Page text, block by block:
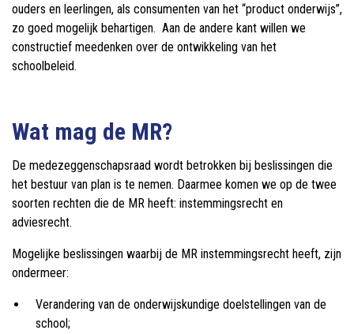
ouders en leerlingen, als consumenten van het “product onderwijs”,
zo goed mogelijk behartigen. Aan de andere kant willen we
constructief meedenken over de ontwikkeling van het
schoolbeleid.
Wat mag de MR?
De medezeggenschapsraad wordt betrokken bij beslissingen die
het bestuur van plan is te nemen. Daarmee komen we op de twee
soorten rechten die de MR heeft: instemmingsrecht en
adviesrecht.
Mogelijke beslissingen waarbij de MR instemmingsrecht heeft, zijn
ondermeer:
Verandering van de onderwijskundige doelstellingen van de
school;